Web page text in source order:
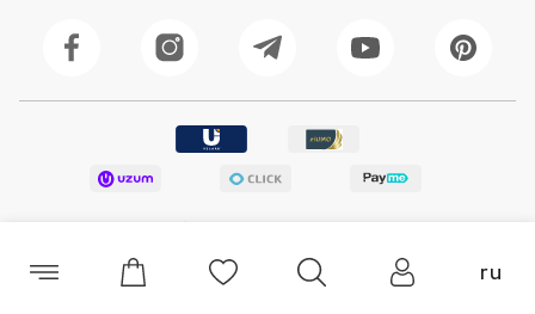
Шорты женские 49259-4
ru
© 2026 Selfie Все права защищены